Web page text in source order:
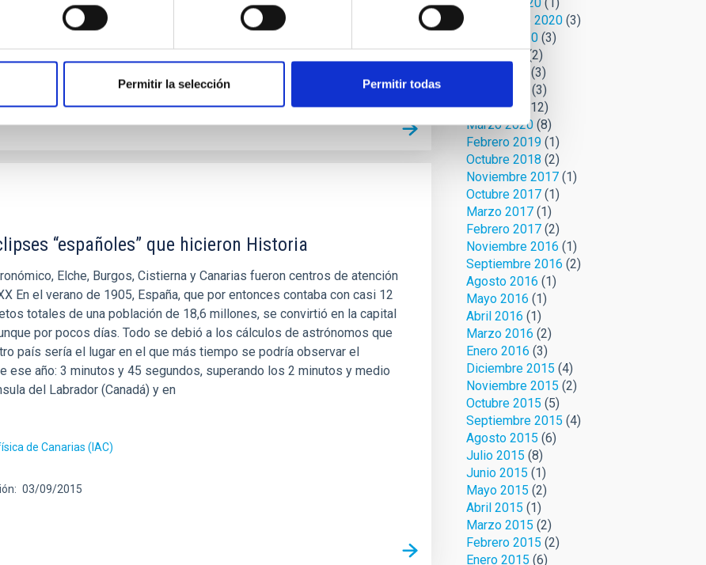
Permitir la selección Permitir todas
de Canarias (IAC)
10/09/2015
“españoles” que hicieron Historia
Elche, Burgos, Cistierna y Canarias fueron centros de atención
En el verano de 1905, España, que por entonces contaba con casi 12
totales de una población de 18,6 millones, se convirtió en la capital
por pocos días. Todo se debió a los cálculos de astrónomos que
país sería el lugar en el que más tiempo se podría observar el
ese año: 3 minutos y 45 segundos, superando los 2 minutos y medio
del Labrador (Canadá) y en
de Canarias (IAC)
03/09/2015
Septiembre 2020(3)
Agosto 2020(3)
(2)
(3)
(3)
Abril 2020
(12)
Marzo 2020(8)
Febrero 2019(1)
Octubre 2018 (2)
Noviembre 2017(1)
Octubre 2017(1)
Marzo 2017(1)
Febrero 2017(2)
Noviembre 2016 (1)
Septiembre 2016 (2)
Agosto 2016 (1)
Mayo 2016 (1)
Abril 2016 (1)
Marzo 2016 (2)
Enero 2016 (3)
Diciembre 2015 (4)
Noviembre 2015 (2)
Octubre 2015 (5)
Septiembre 2015 (4)
Agosto 2015 (6)
Julio 2015 (8)
Junio 2015 (1)
Mayo 2015 (2)
Abril 2015 (1)
Marzo 2015 (2)
Febrero 2015 (2)
Enero 2015 (6)